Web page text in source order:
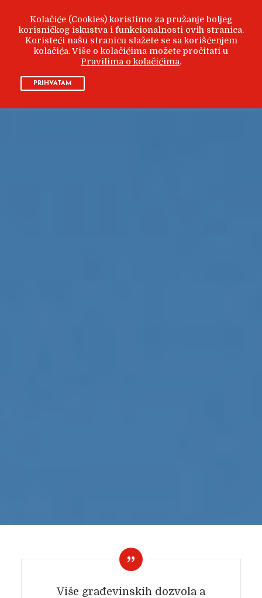
Više građevinskih dozvola a
Kolačiće (Cookies) koristimo za pružanje boljeg
korisničkog iskustva i funkcionalnosti ovih stranica.
Koristeći našu stranicu slažete se sa korišćenjem
kolačića. Više o kolačićima možete pročitati u
Pravilima o kolačićima.
PRIHVATAM